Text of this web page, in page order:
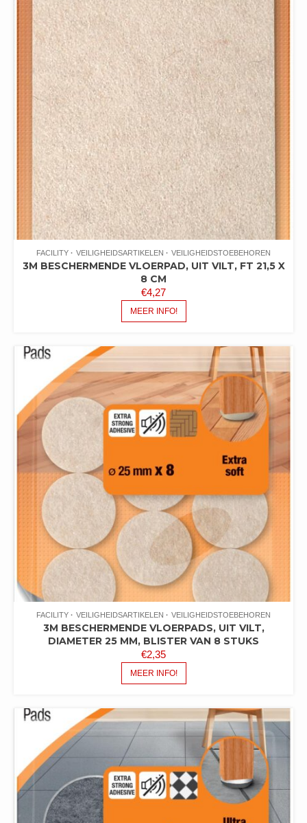
FACILITY VEILIGHEIDSARTIKELEN VEILIGHEIDSTOEBEHOREN
3M BESCHERMENDE VLOERPAD, UIT VILT, FT 21,5 X
8 CM
€4,27
MEER INFO!
FACILITY VEILIGHEIDSARTIKELEN VEILIGHEIDSTOEBEHOREN
3M BESCHERMENDE VLOERPADS, UIT VILT,
DIAMETER 25 MM, BLISTER VAN 8 STUKS
€2,35
MEER INFO!